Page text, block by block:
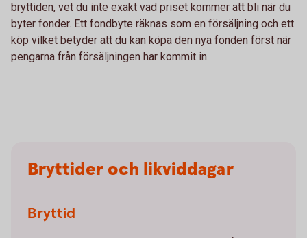
bryttiden, vet du inte exakt vad priset kommer att bli när du
byter fonder. Ett fondbyte räknas som en försäljning och ett
köp vilket betyder att du kan köpa den nya fonden först när
pengarna från försäljningen har kommit in.
Bryttider och likviddagar
Bryttid